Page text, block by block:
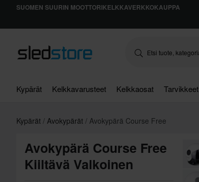
SUOMEN SUURIN MOOTTORIKELKKAVERKKOKAUPPA
Kypärät Kelkkavarusteet Kelkkaosat Tarvikkeet
Kypärät Avokypärät Avokypärä Course Free
Avokypärä Course Free
Kiiltävä Valkoinen